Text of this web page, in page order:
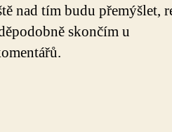
nad tím budu přemýšlet,
skončím u